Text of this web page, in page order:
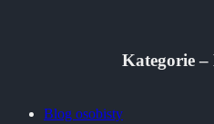
Kategorie –
Blog osobisty